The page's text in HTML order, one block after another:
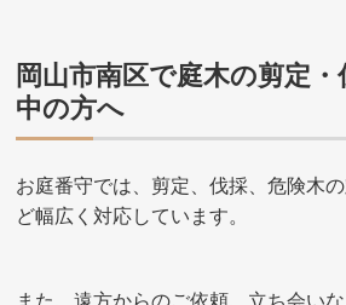
岡山市南区で庭木の剪定
中の方へ
お庭番守では、剪定、伐採、危険木
ど幅広く対応しています。
また、遠方からのご依頼、立ち会い